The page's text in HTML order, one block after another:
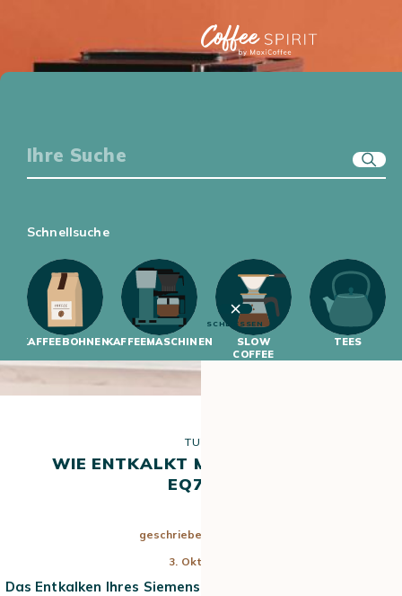
SCHLIESSEN
Schnellsuche
KAFFEEBOHNENKAFFEEMASCHINEN
SLOW
COFFEE
TEES
TUTO
WIE ENTKALKT MAN DIE SIEMENS
EQ700?
geschrieben von
3. Okt. 2025
Das Entkalken Ihres Siemens EQ700 Kaffeevollautomaten